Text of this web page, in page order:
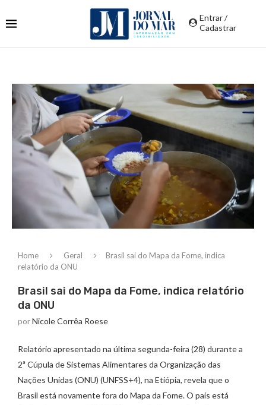
Entrar /
Cadastrar
Home Geral
Brasil sai do Mapa da Fome, indica
relatório da ONU
Brasil sai do Mapa da Fome, indica relatório
da ONU
porNicole Corrêa Roese
Relatório apresentado na última segunda-feira (28) durante a
2ª Cúpula de Sistemas Alimentares da Organização das
Nações Unidas (ONU) (UNFSS+4), na Etiópia, revela que o
Brasil está novamente fora do Mapa da Fome. O país está